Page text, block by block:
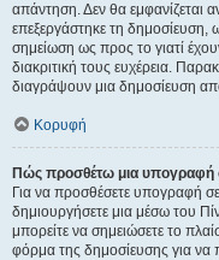
απάντηση. Δεν θα εμφανίζεται
επεξεργάστηκε τη
σημείωση ως προς το γιατί
διακριτική τους ευχέρεια.
διαγράψουν μια δημοσίευση
Κορυφή
Πώς προσθέτω μια υπογραφή
Για να προσθέσετε υπογραφή
δημιουργήσετε μια μέσω του
μπορείτε να σημειώσετε το
φόρμα της δημοσίευσης για